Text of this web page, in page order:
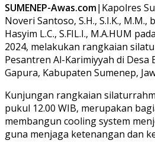
SUMENEP-Awas.com|Kapolres
Noveri Santoso, S.H., S.I.K., M.M.,
Hasyim L.C., S.FIL.I., M.A.HUM
2024, melakukan rangkaian
Pesantren Al-Karimiyyah di Desa
Gapura, Kabupaten Sumenep,
Kunjungan rangkaian
pukul 12.00 WIB, merupakan
membangun cooling system
guna menjaga ketenangan dan